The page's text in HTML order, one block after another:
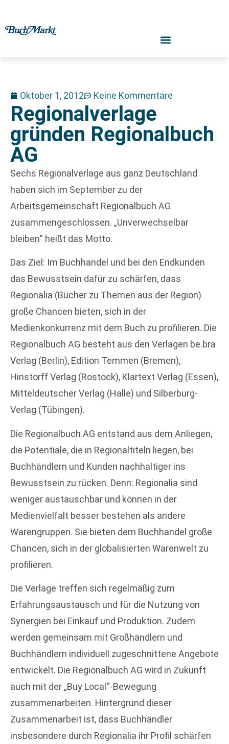
Oktober 1, 2012 Keine Kommentare
Regionalverlage
gründen Regionalbuch
AG
Sechs Regionalverlage aus ganz Deutschland
haben sich im September zu der
Arbeitsgemeinschaft Regionalbuch AG
zusammengeschlossen. „Unverwechselbar
bleiben“ heißt das Motto.
Das Ziel: Im Buchhandel und bei den Endkunden
das Bewusstsein dafür zu schärfen, dass
Regionalia (Bücher zu Themen aus der Region)
große Chancen bieten, sich in der
Medienkonkurrenz mit dem Buch zu profilieren. Die
Regionalbuch AG besteht aus den Verlagen be.bra
Verlag (Berlin), Edition Temmen (Bremen),
Hinstorff Verlag (Rostock), Klartext Verlag (Essen),
Mitteldeutscher Verlag (Halle) und Silberburg-
Verlag (Tübingen).
Die Regionalbuch AG entstand aus dem Anliegen,
die Potentiale, die in Regionaltiteln liegen, bei
Buchhändlern und Kunden nachhaltiger ins
Bewusstsein zu rücken. Denn: Regionalia sind
weniger austauschbar und können in der
Medienvielfalt besser bestehen als andere
Warengruppen. Sie bieten dem Buchhandel große
Chancen, sich in der globalisierten Warenwelt zu
profilieren.
Die Verlage treffen sich regelmäßig zum
Erfahrungsaustausch und für die Nutzung von
Synergien bei Einkauf und Produktion. Zudem
werden gemeinsam mit Großhändlern und
Buchhändlern individuell zugeschnittene Angebote
entwickelt. Die Regionalbuch AG wird in Zukunft
auch mit der „Buy Local“-Bewegung
zusammenarbeiten. Hintergrund dieser
Zusammenarbeit ist, dass Buchhändler
insbesondere durch Regionalia ihr Profil schärfen